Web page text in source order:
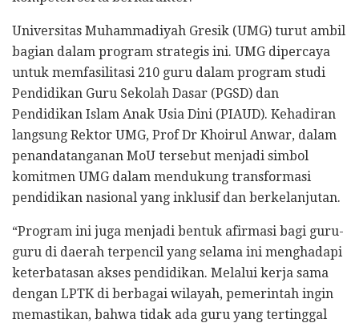
Universitas Muhammadiyah Gresik (UMG) turut ambil
bagian dalam program strategis ini. UMG dipercaya
untuk memfasilitasi 210 guru dalam program studi
Pendidikan Guru Sekolah Dasar (PGSD) dan
Pendidikan Islam Anak Usia Dini (PIAUD). Kehadiran
langsung Rektor UMG, Prof Dr Khoirul Anwar, dalam
penandatanganan MoU tersebut menjadi simbol
komitmen UMG dalam mendukung transformasi
pendidikan nasional yang inklusif dan berkelanjutan.
“Program ini juga menjadi bentuk afirmasi bagi guru-
guru di daerah terpencil yang selama ini menghadapi
keterbatasan akses pendidikan. Melalui kerja sama
dengan LPTK di berbagai wilayah, pemerintah ingin
memastikan, bahwa tidak ada guru yang tertinggal